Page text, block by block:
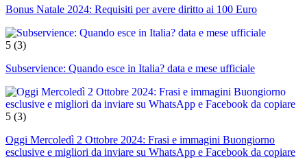
Bonus Natale 2024: Requisiti per avere diritto ai 100 Euro
5 (3)
Subservience: Quando esce in Italia? data e mese ufficiale
5 (3)
Oggi Mercoledì 2 Ottobre 2024: Frasi e immagini Buongiorno
esclusive e migliori da inviare su WhatsApp e Facebook da copiare